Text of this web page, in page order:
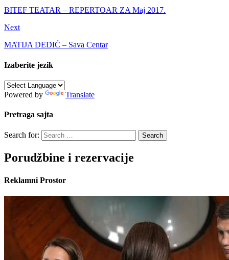
BITEF TEATAR – REPERTOAR ZA Maj 2017.
Next
MATIJA DEDIĆ – Sava Centar
Izaberite jezik
Powered by Translate
Pretraga sajta
Search for:
Porudžbine i rezervacije
Reklamni Prostor